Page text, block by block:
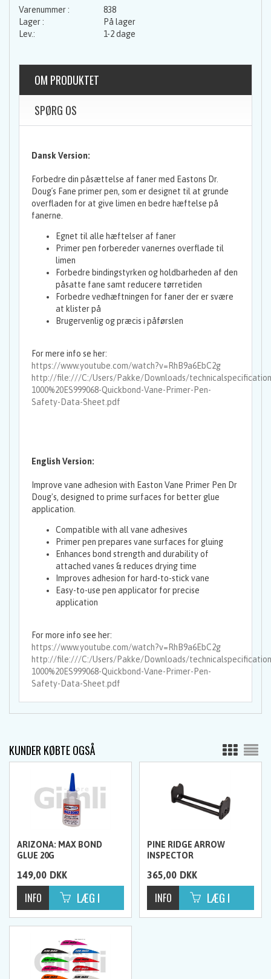
838
På lager
1-2 dage
OM PRODUKTET
SPØRG OS
Dansk Version:
Forbedre din påsættelse af faner med Eastons Dr.
Doug´s Fane primer pen, som er designet til at grunde
overfladen for at give limen en bedre hæftelse på
fanerne.
Egnet til alle hæftelser af faner
Primer pen forbereder vanernes overflade til
limen
Forbedre bindingstyrken og holdbarheden af den
påsatte fane samt reducere tørretiden
Forbedre vedhæftningen for faner der er svære
at klister på
Brugervenlig og præcis i påførslen
For mere info se her:
https://www.youtube.com/watch?v=RhB9a6EbC2g
http://file:///C:/Users/Pakke/Downloads/
1000%20ES999068-Quickbond-Vane-Primer-Pen-
Safety-Data-Sheet.pdf
English Version:
Improve vane adhesion with Easton Vane Primer Pen Dr
Doug's, designed to prime surfaces for better glue
application.
Compatible with all vane adhesives
Primer pen prepares vane surfaces for gluing
Enhances bond strength and durability of
attached vanes & reduces drying time
Improves adhesion for hard-to-stick vane
Easy-to-use pen applicator for precise
application
For more info see her:
https://www.youtube.com/watch?v=RhB9a6EbC2g
http://file:///C:/Users/Pakke/Downloads/
1000%20ES999068-Quickbond-Vane-Primer-Pen-
Safety-Data-Sheet.pdf
KUNDER KØBTE OGSÅ
ARIZONA: MAX BOND
GLUE 20G
149,00 DKK
PINE RIDGE ARROW
INSPECTOR
365,00 DKK